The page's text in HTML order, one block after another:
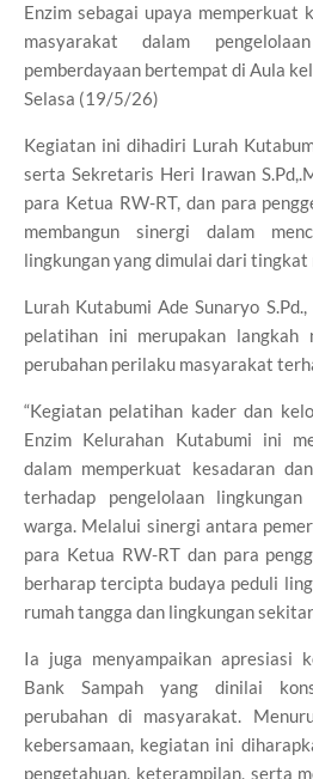
Enzim sebagai upaya memperkuat
masyarakat dalam
pemberdayaan bertempat di Aula
Selasa (19/5/26)
Kegiatan ini dihadiri Lurah
serta Sekretaris Heri Irawan
para Ketua RW-RT, dan para
membangun sinergi dalam
lingkungan yang dimulai dari tingkat
Lurah Kutabumi Ade Sunaryo
pelatihan ini merupakan langkah
perubahan perilaku masyarakat
“Kegiatan pelatihan kader dan
Enzim Kelurahan Kutabumi ini
dalam memperkuat kesadaran
terhadap pengelolaan lingkungan
warga. Melalui sinergi antara
para Ketua RW-RT dan para
berharap tercipta budaya peduli
rumah tangga dan lingkungan
Ia juga menyampaikan apresiasi
Bank Sampah yang dinilai
perubahan di masyarakat.
kebersamaan, kegiatan ini
pengetahuan, keterampilan, serta